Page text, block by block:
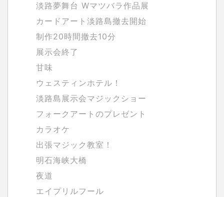
淡路夢舞台 Wマツバラ作品展
カードアート淡路島撤去開始
制作20時間撤去10分
展示会終了
甘味
ウェスティンホテル！
淡路島展示会マジックショー
フォークアートのプレゼント
カラオケ
出張マジック教室！
明石海峡大橋
夜道
エイプリルフール